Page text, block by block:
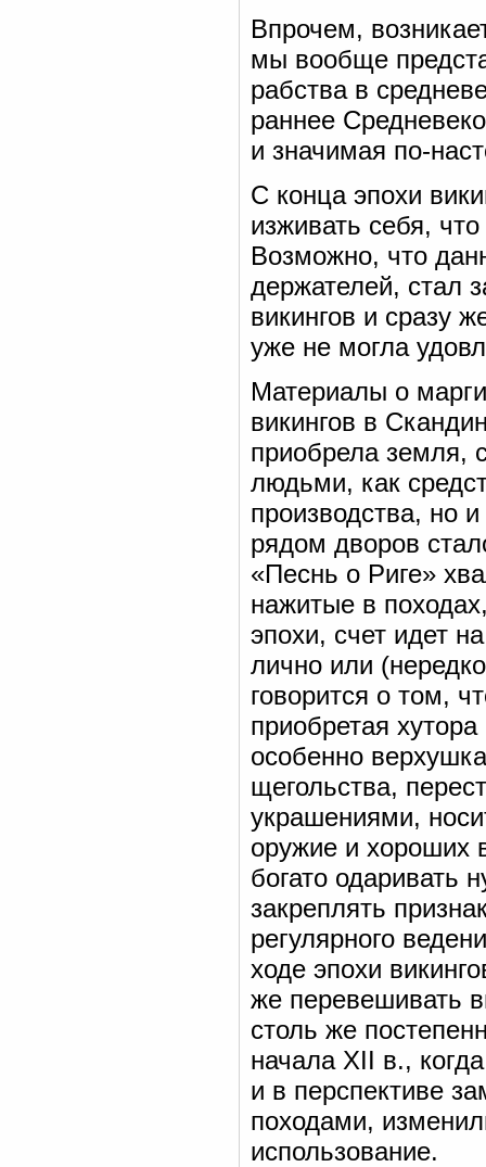
Впрочем,
мы вообще
рабства в
раннее
и значимая по-
С конца эпохи
изживать себя,
Возможно, что
держателей, стал
викингов и сразу
уже не могла
Материалы о
викингов в
приобрела земля,
людьми, как
производства, но
рядом дворов
«Песнь о Риге»
нажитые в
эпохи, счет идет
лично или
говорится о том,
приобретая
особенно
щегольства,
украшениями,
оружие и хороших
богато одаривать
закреплять
регулярного
ходе эпохи
же перевешивать
столь же
начала XII в.,
и в перспективе
походами,
использование.